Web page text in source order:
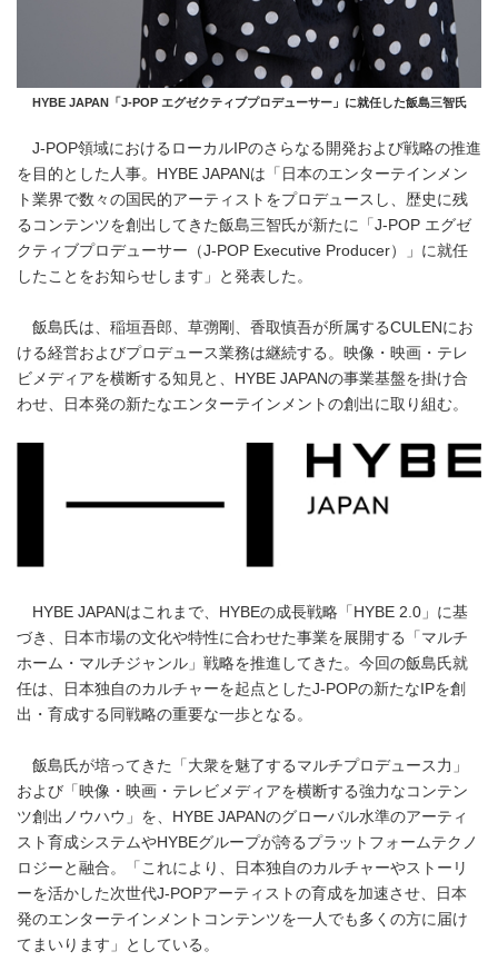
HYBE JAPAN「J-POP エグゼクティブプロデューサー」に就任した飯島三智氏
J-POP領域におけるローカルIPのさらなる開発および戦略の推進
を目的とした人事。HYBE JAPANは「日本のエンターテインメン
ト業界で数々の国民的アーティストをプロデュースし、歴史に残
るコンテンツを創出してきた飯島三智氏が新たに「J-POP エグゼ
クティブプロデューサー（J-POP Executive Producer）」に就任
したことをお知らせします」と発表した。
飯島氏は、稲垣吾郎、草彅剛、香取慎吾が所属するCULENにお
ける経営およびプロデュース業務は継続する。映像・映画・テレ
ビメディアを横断する知見と、HYBE JAPANの事業基盤を掛け合
わせ、日本発の新たなエンターテインメントの創出に取り組む。
HYBE JAPANはこれまで、HYBEの成長戦略「HYBE 2.0」に基
づき、日本市場の文化や特性に合わせた事業を展開する「マルチ
ホーム・マルチジャンル」戦略を推進してきた。今回の飯島氏就
任は、日本独自のカルチャーを起点としたJ-POPの新たなIPを創
出・育成する同戦略の重要な一歩となる。
飯島氏が培ってきた「大衆を魅了するマルチプロデュース力」
および「映像・映画・テレビメディアを横断する強力なコンテン
ツ創出ノウハウ」を、HYBE JAPANのグローバル水準のアーティ
スト育成システムやHYBEグループが誇るプラットフォームテクノ
ロジーと融合。「これにより、日本独自のカルチャーやストーリ
ーを活かした次世代J-POPアーティストの育成を加速させ、日本
発のエンターテインメントコンテンツを一人でも多くの方に届け
てまいります」としている。